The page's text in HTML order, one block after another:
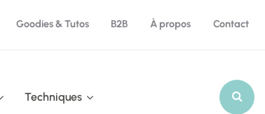
Goodies & Tutos B2B À propos Contact
Techniques